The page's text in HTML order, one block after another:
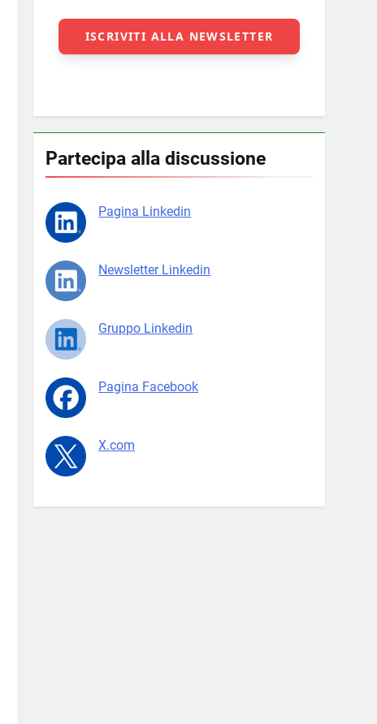
Partecipa alla discussione
Pagina Linkedin
Newsletter Linkedin
Gruppo Linkedin
Pagina Facebook
X.com